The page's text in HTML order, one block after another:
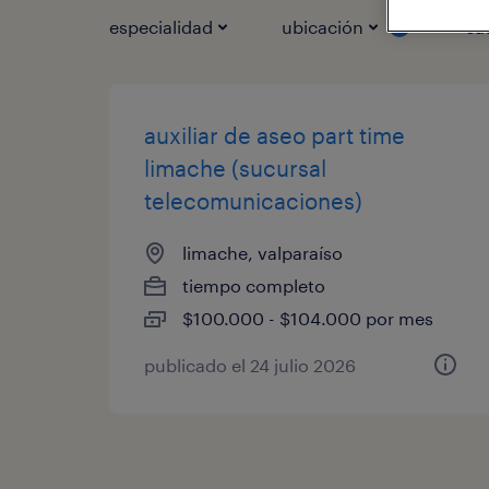
especialidad ubicación
auxiliar de aseo part time
limache (sucursal
telecomunicaciones)
limache, valparaíso
tiempo completo
$100.000 - $104.000 por mes
publicado el 24 julio 2026